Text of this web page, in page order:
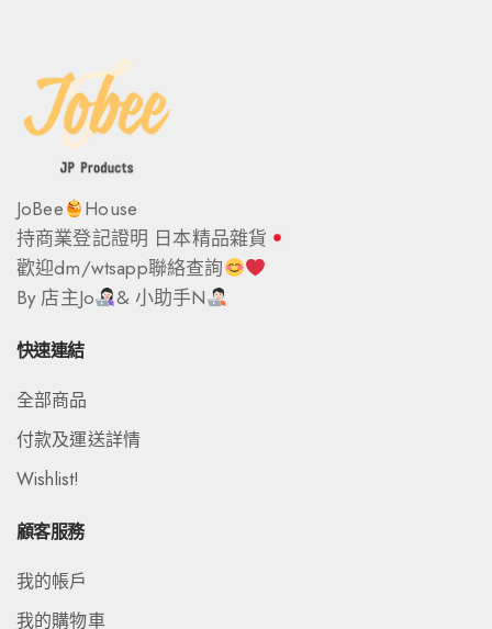
JoBee
House
持商業登記證明 日本精品雜貨
歡迎dm/wtsapp聯絡查詢
By 店主Jo
& 小助手N
快速連結
全部商品
付款及運送詳情
Wishlist!
顧客服務
我的帳戶
我的購物車